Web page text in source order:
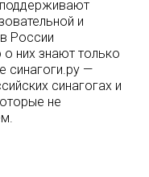
и
России
них знают только
синагоги.ру —
синагогах и
не